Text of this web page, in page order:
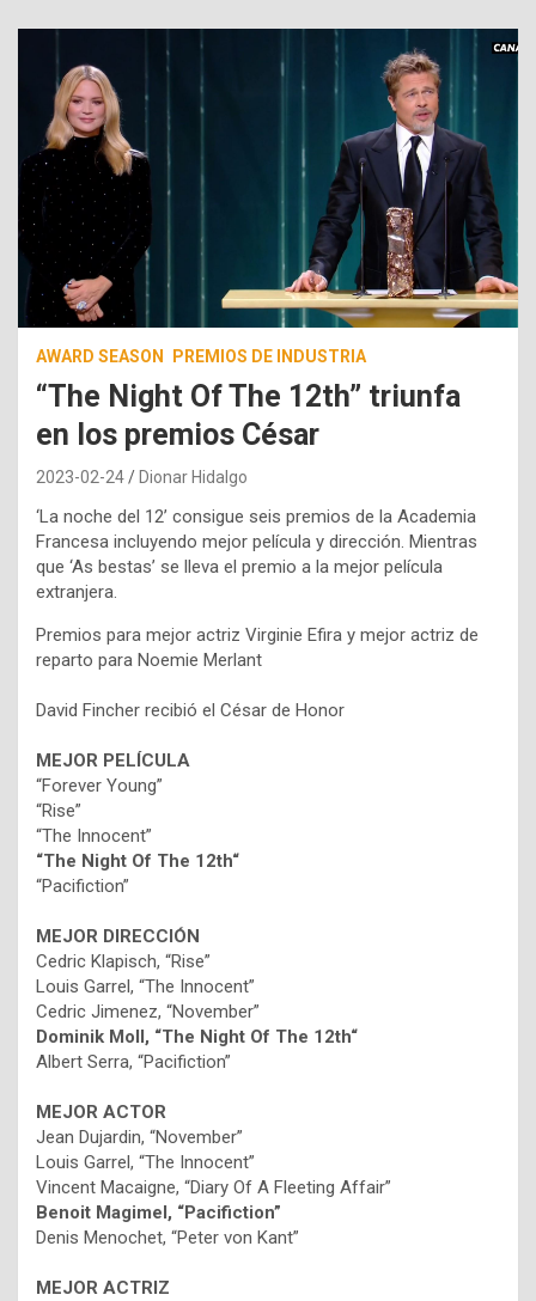
AWARD SEASON PREMIOS DE INDUSTRIA
“The Night Of The 12th” triunfa
en los premios César
2023-02-24 Dionar Hidalgo
‘La noche del 12’ consigue seis premios de la Academia
Francesa incluyendo mejor película y dirección. Mientras
que ‘As bestas’ se lleva el premio a la mejor película
extranjera.
Premios para mejor actriz Virginie Efira y mejor actriz de
reparto para Noemie Merlant
David Fincher recibió el César de Honor
MEJOR PELÍCULA
“Forever Young”
“Rise”
“The Innocent”
“The Night Of The 12th“
“Pacifiction”
MEJOR DIRECCIÓN
Cedric Klapisch, “Rise”
Louis Garrel, “The Innocent”
Cedric Jimenez, “November”
Dominik Moll, “The Night Of The 12th“
Albert Serra, “Pacifiction”
MEJOR ACTOR
Jean Dujardin, “November”
Louis Garrel, “The Innocent”
Vincent Macaigne, “Diary Of A Fleeting Affair”
Benoit Magimel, “Pacifiction”
Denis Menochet, “Peter von Kant”
MEJOR ACTRIZ